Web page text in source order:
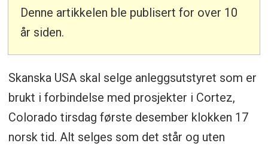
Denne artikkelen ble publisert for over 10
år siden.
Skanska USA skal selge anleggsutstyret som er
brukt i forbindelse med prosjekter i Cortez,
Colorado tirsdag første desember klokken 17
norsk tid. Alt selges som det står og uten